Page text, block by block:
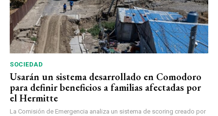
SOCIEDAD
Usarán un sistema desarrollado en Comodoro
para definir beneficios a familias afectadas por
el Hermitte
La Comisión de Emergencia analiza un sistema de scoring creado por